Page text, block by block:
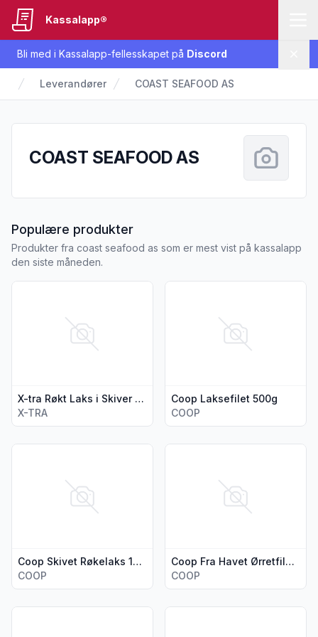
Bli med i Kassalapp-fellesskapet på Discord
Kassalapp®
Leverandører COAST SEAFOOD AS
COAST SEAFOOD AS
Populære produkterfra COAST SEAFOOD AS
Produkter fra coast seafood as som er mest vist på kassalapp
den siste måneden.
X-tra Røkt Laks i Skiver 190g
X-TRA
Coop Laksefilet 500g
COOP
Coop Skivet Røkelaks 100g
COOP
Vis flere detaljer for produktet "Coop Skivet Røkelaks 100g"
Coop Fra Havet Ørretfilet med Skinn 500g
COOP
Vis flere detaljer for
Vis flere detaljer for produktet "X-tra Røkt Laks Hel Side
Vis flere detaljer for